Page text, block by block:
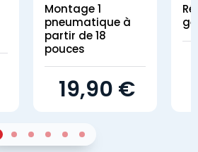
Montage 1
pneumatique à
partir de 18
pouces
19,90 €
Sur 42Sur 43Sur 44Sur 45Sur 46Sur 4